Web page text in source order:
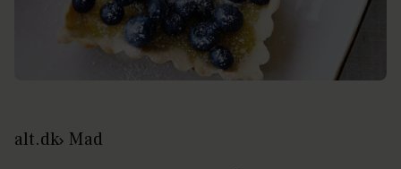
alt.dk Mad